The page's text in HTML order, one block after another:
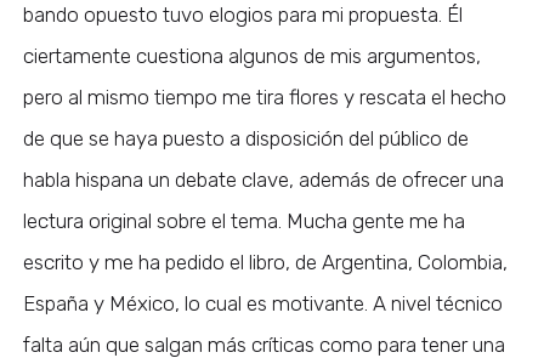
bando opuesto tuvo elogios para mi propuesta. Él
ciertamente cuestiona algunos de mis argumentos,
pero al mismo tiempo me tira flores y rescata el hecho
de que se haya puesto a disposición del público de
habla hispana un debate clave, además de ofrecer una
lectura original sobre el tema. Mucha gente me ha
escrito y me ha pedido el libro, de Argentina, Colombia,
España y México, lo cual es motivante. A nivel técnico
falta aún que salgan más críticas como para tener una